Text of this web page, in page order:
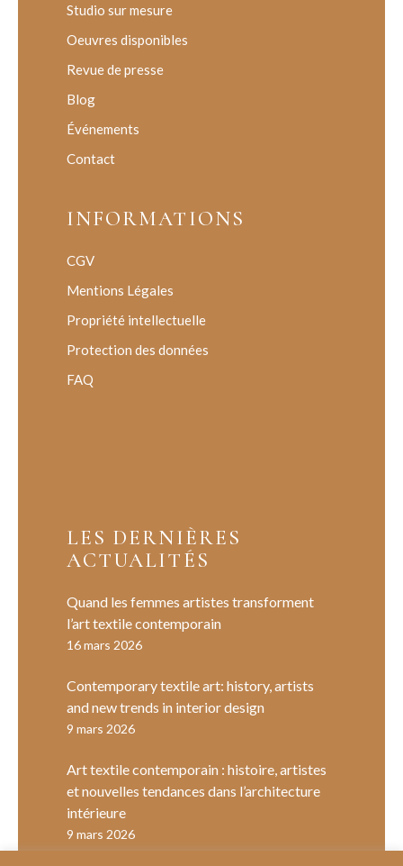
Studio sur mesure
Oeuvres disponibles
Revue de presse
Blog
Événements
Contact
INFORMATIONS
CGV
Mentions Légales
Propriété intellectuelle
Protection des données
FAQ
LES DERNIÈRES
ACTUALITÉS
Quand les femmes artistes transforment
l’art textile contemporain
16 mars 2026
Contemporary textile art: history, artists
and new trends in interior design
9 mars 2026
Art textile contemporain : histoire, artistes
et nouvelles tendances dans l’architecture
intérieure
9 mars 2026